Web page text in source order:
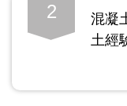
2
混凝
土經